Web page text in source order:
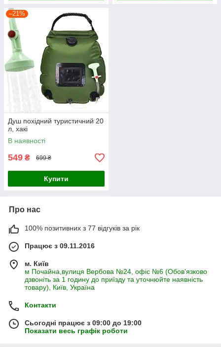
–21%
Душ похідний туристичний 20
л, хакі
В наявності
549 ₴ 699 ₴
Купити
Про нас
100% позитивних з 77 відгуків за рік
Працює з 09.11.2016
м. Київ
м Почайна,вулиця Вербова №24, офіс №6 (Обов'язково
дзвоніть за 1 годину до приїзду та уточнюйте наявність
товару), Київ, Україна
Контакти
Сьогодні працює з 09:00 до 19:00
Показати весь графік роботи